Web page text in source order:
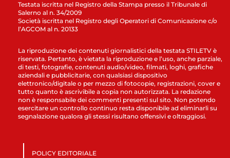
Testata iscritta nel Registro della Stampa presso il Tribunale di
Salerno al n. 34/2009
Società iscritta nel Registro degli Operatori di Comunicazione c/o
l’AGCOM al n. 20133
La riproduzione dei contenuti giornalistici della testata STILETV è
riservata. Pertanto, è vietata la riproduzione e l’uso, anche parziale,
di testi, fotografie, contenuti audio/video, filmati, loghi, grafiche
aziendali e pubblicitarie, con qualsiasi dispositivo
elettronico/digitale o per mezzo di fotocopie, registrazioni, cover e
tutto quanto è ascrivibile a copia non autorizzata. La redazione
non è responsabile dei commenti presenti sul sito. Non potendo
esercitare un controllo continuo resta disponibile ad eliminarli su
segnalazione qualora gli stessi risultano offensivi e oltraggiosi.
POLICY EDITORIALE